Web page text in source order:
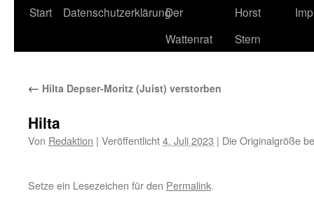
Start DatenschutzerklärungDer
Wattenrat
Horst
Stern
← Hilta Depser-Moritz (Juist) verstorben
Hilta
Von Redaktion | Veröffentlicht4. Juli 2023 | Die Originalgröße
Setze ein Lesezeichen für den Permalink.